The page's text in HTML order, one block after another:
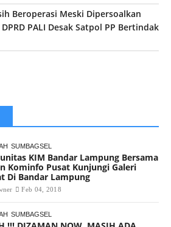
Beroperasi Meski Dipersoalkan
PALI Desak Satpol PP Bertindak
SUMBAGSEL
KIM Bandar Lampung Bersama
Kominfo Pusat Kunjungi Galeri
Di Bandar Lampung
Feb 04, 2018
SUMBAGSEL